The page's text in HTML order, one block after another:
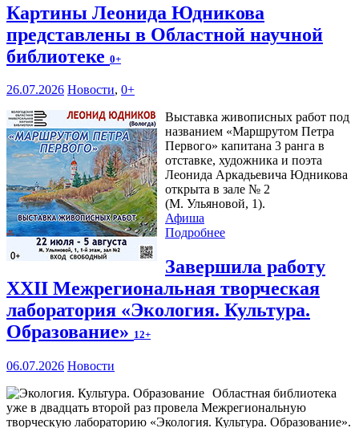
Картины Леонида Юдникова
представлены в Областной научной
библиотеке 0+
26.07.2026 Новости, 0+
Выставка живописных работ под
названием «Маршрутом Петра
Первого» капитана 3 ранга в
отставке, художника и поэта
Леонида Аркадьевича Юдникова
открыта в зале № 2
(М. Ульяновой, 1).
Афиша
Подробнее
Завершила работу
XXII Межрегиональная творческая
лаборатория «Экология. Культура.
Образование» 12+
06.07.2026 Новости
Областная библиотека
уже в двадцать второй раз провела Межрегиональную
творческую лабораторию «Экология. Культура. Образование».